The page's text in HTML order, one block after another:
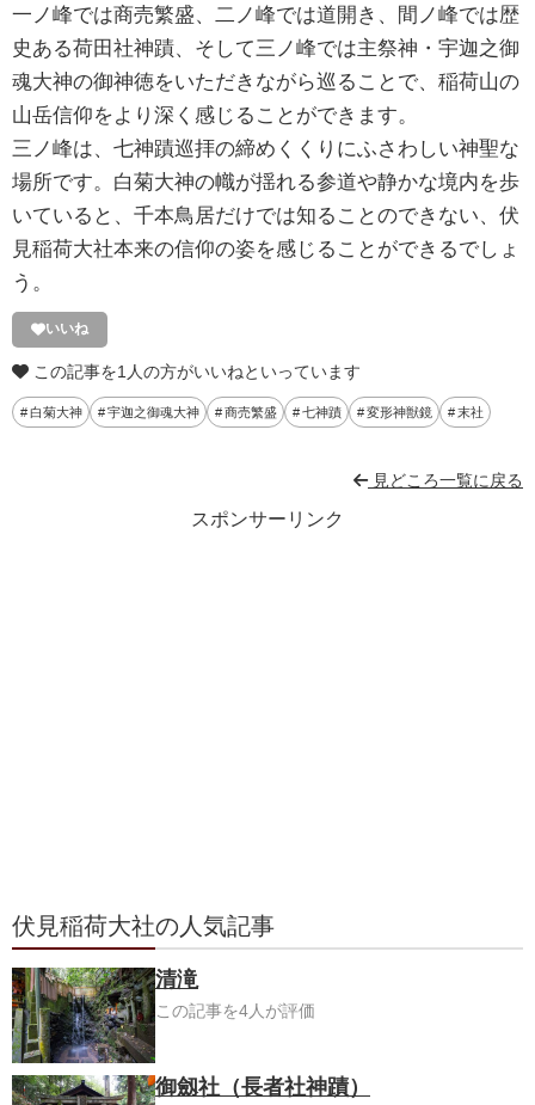
一ノ峰では商売繁盛、二ノ峰では道開き、間ノ峰では歴
史ある荷田社神蹟、そして三ノ峰では主祭神・宇迦之御
魂大神の御神徳をいただきながら巡ることで、稲荷山の
山岳信仰をより深く感じることができます。
三ノ峰は、七神蹟巡拝の締めくくりにふさわしい神聖な
場所です。白菊大神の幟が揺れる参道や静かな境内を歩
いていると、千本鳥居だけでは知ることのできない、伏
見稲荷大社本来の信仰の姿を感じることができるでしょ
う。
いいね
この記事を1人の方がいいねといっています
白菊大神 宇迦之御魂大神 商売繁盛 七神蹟 変形神獣鏡 末社
見どころ一覧に戻る
スポンサーリンク
伏見稲荷大社の人気記事
清滝
この記事を4人が評価
御劔社（長者社神蹟）